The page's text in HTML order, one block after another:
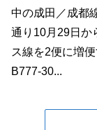
中の成田／成都
通り10月29日か
ス線を2便に増
B777-30...